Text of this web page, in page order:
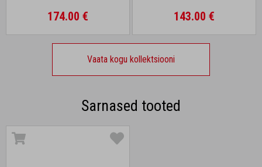
174.00 € 143.00 €
Vaata kogu kollektsiooni
Sarnased tooted